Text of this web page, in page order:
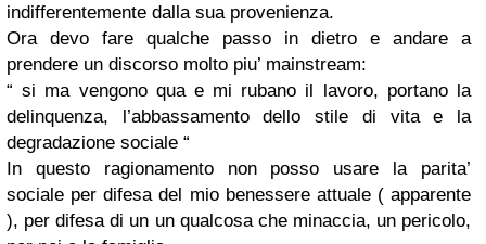
indifferentemente dalla sua provenienza.
Ora devo fare qualche passo in dietro e andare a
prendere un discorso molto piu’ mainstream:
“ si ma vengono qua e mi rubano il lavoro, portano la
delinquenza, l’abbassamento dello stile di vita e la
degradazione sociale “
In questo ragionamento non posso usare la parita’
sociale per difesa del mio benessere attuale ( apparente
), per difesa di un un qualcosa che minaccia, un pericolo,